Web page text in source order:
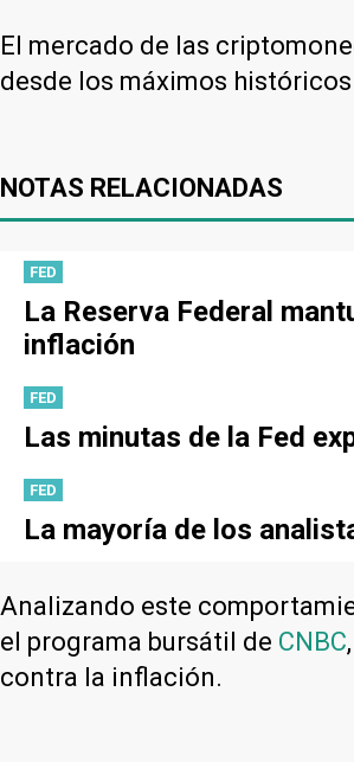
El mercado de las
desde los máximos
NOTAS RELACIONADAS
FED
La Reserva Federal
inflación
FED
Las minutas de la Fed
FED
La mayoría de los
Analizando este
el programa bursátil de CNBC
contra la inflación.